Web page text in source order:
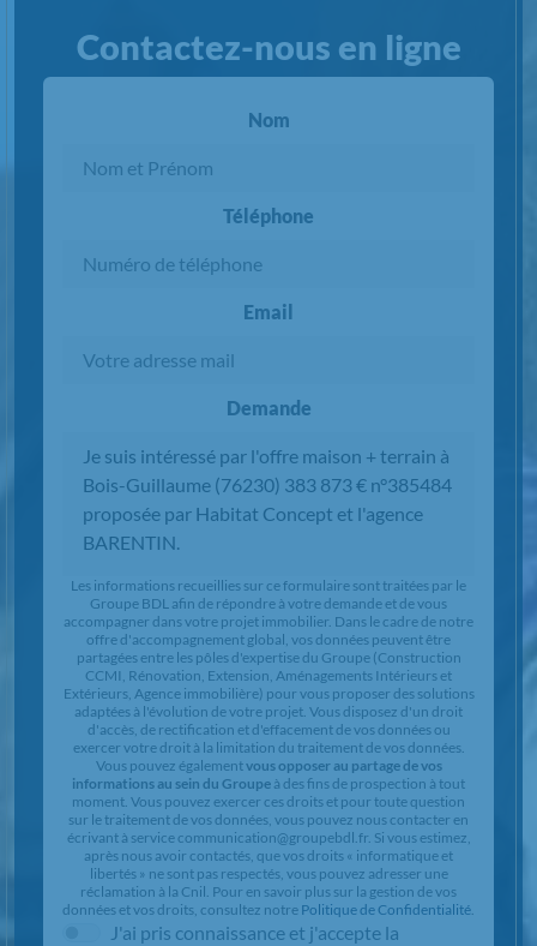
Contactez-nous en ligne
Nom
Téléphone
Email
Demande
Les informations recueillies sur ce formulaire sont traitées par le
Groupe BDL afin de répondre à votre demande et de vous
accompagner dans votre projet immobilier. Dans le cadre de notre
offre d'accompagnement global, vos données peuvent être
partagées entre les pôles d'expertise du Groupe (Construction
CCMI, Rénovation, Extension, Aménagements Intérieurs et
Extérieurs, Agence immobilière) pour vous proposer des solutions
adaptées à l'évolution de votre projet. Vous disposez d'un droit
d'accès, de rectification et d'effacement de vos données ou
exercer votre droit à la limitation du traitement de vos données.
Vous pouvez égalementvous opposer au partage de vos
informations au sein du Groupe à des fins de prospection à tout
moment. Vous pouvez exercer ces droits et pour toute question
sur le traitement de vos données, vous pouvez nous contacter en
écrivant à service communication@groupebdl.fr. Si vous estimez,
après nous avoir contactés, que vos droits « informatique et
libertés » ne sont pas respectés, vous pouvez adresser une
réclamation à la Cnil. Pour en savoir plus sur la gestion de vos
données et vos droits, consultez notre Politique de Confidentialité.
J'ai pris connaissance et j'accepte la